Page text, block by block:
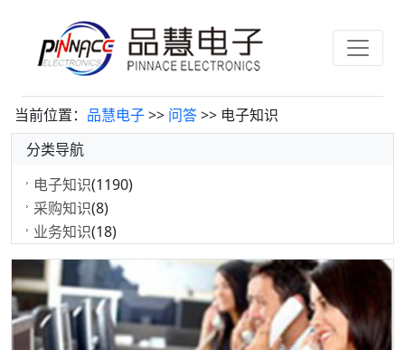
当前位置： 品慧电子>> 问答>> 电子知识
分类导航
电子知识(1190)
采购知识(8)
业务知识(18)